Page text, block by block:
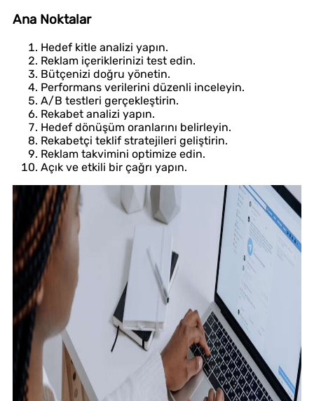
Ana Noktalar
Hedef kitle analizi yapın.
Reklam içeriklerinizi test edin.
Bütçenizi doğru yönetin.
Performans verilerini düzenli inceleyin.
A/B testleri gerçekleştirin.
Rekabet analizi yapın.
Hedef dönüşüm oranlarını belirleyin.
Rekabetçi teklif stratejileri geliştirin.
Reklam takvimini optimize edin.
Açık ve etkili bir çağrı yapın.